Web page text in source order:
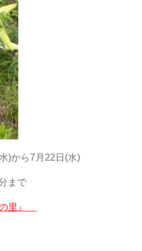
水)から7月22日(水)
まで
の里』